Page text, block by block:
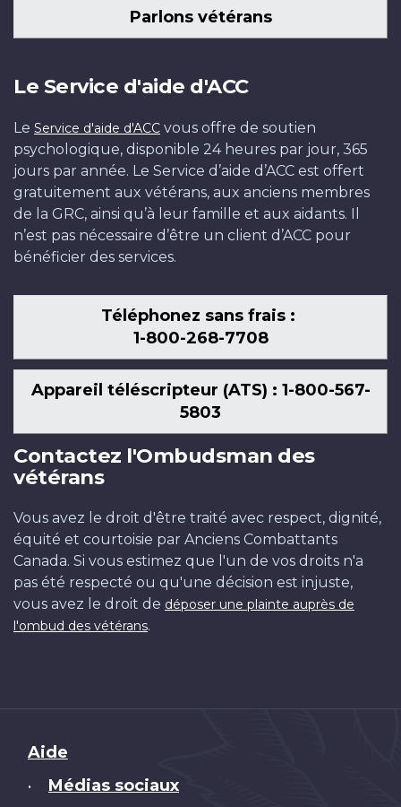
Parlons vétérans
Le Service d'aide d'ACC
Le Service d'aide d'ACC vous offre de soutien
psychologique, disponible 24 heures par jour, 365
jours par année. Le Service d’aide d’ACC est offert
gratuitement aux vétérans, aux anciens membres
de la GRC, ainsi qu’à leur famille et aux aidants. Il
n’est pas nécessaire d’être un client d’ACC pour
bénéficier des services.
Téléphonez sans frais :
1-800-268-7708
Appareil téléscripteur (ATS) : 1-800-567-
5803
Contactez l'Ombudsman des
vétérans
Vous avez le droit d'être traité avec respect, dignité,
équité et courtoisie par Anciens Combattants
Canada. Si vous estimez que l'un de vos droits n'a
pas été respecté ou qu'une décision est injuste,
vous avez le droit de déposer une plainte auprès de
l'ombud des vétérans.
Brand
Aide
• Médias sociaux